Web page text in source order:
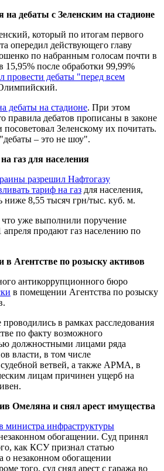
на дебаты с Зеленским на стадионе
который по итогам первого
опередил действующего главу
по набранным голосам почти в
15,95% после обработки 99,99%
провести дебаты "перед всем
дебаты на стадионе. При этом
правила дебатов прописаны в законе
Зеленскому их почитать.
– это не шоу".
газ для населения
разрешил Нафтогазу
тариф на газ для населения,
ниже 8,55 тысяч грн/тыс. куб. м.
уже выполнили поручение
продают газ населению по
Агентстве по розыску активов
антикоррупционного бюро
в помещении Агентства по розыску
в рамках расследования
по факту возможного
должностными лицами ряда
власти, в том числе
ветвей, а также АРМА, в
лицам причинен ущерб на
Омеляна и снял арест имущества
министра инфраструктуры
обогащении. Суд принял
как КСУ признал статью
о незаконном обогащении
того, суд снял арест с гаража во